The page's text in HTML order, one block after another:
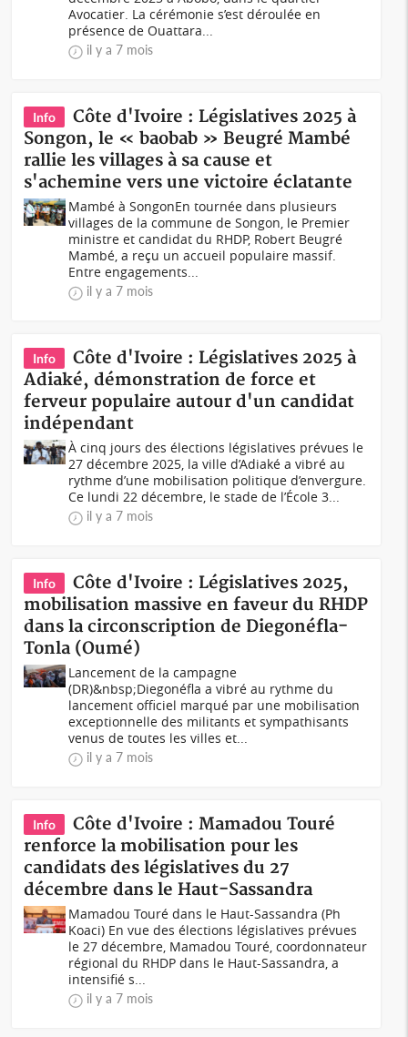
Avocatier. La cérémonie s’est déroulée en
présence de Ouattara...
il y a 7 mois
Info
Côte d'Ivoire : Législatives 2025 à
Songon, le « baobab » Beugré Mambé
rallie les villages à sa cause et
s'achemine vers une victoire éclatante
Mambé à SongonEn tournée dans plusieurs
villages de la commune de Songon, le Premier
ministre et candidat du RHDP, Robert Beugré
Mambé, a reçu un accueil populaire massif.
Entre engagements...
il y a 7 mois
Info
Côte d'Ivoire : Législatives 2025 à
Adiaké, démonstration de force et
ferveur populaire autour d'un candidat
indépendant
À cinq jours des élections législatives prévues le
27 décembre 2025, la ville d’Adiaké a vibré au
rythme d’une mobilisation politique d’envergure.
Ce lundi 22 décembre, le stade de l’École 3...
il y a 7 mois
Info
Côte d'Ivoire : Législatives 2025,
mobilisation massive en faveur du RHDP
dans la circonscription de Diegonéfla-
Tonla (Oumé)
Lancement de la campagne
(DR)&nbsp;Diegonéfla a vibré au rythme du
lancement officiel marqué par une mobilisation
exceptionnelle des militants et sympathisants
venus de toutes les villes et...
il y a 7 mois
Info
Côte d'Ivoire : Mamadou Touré
renforce la mobilisation pour les
candidats des législatives du 27
décembre dans le Haut-Sassandra
Mamadou Touré dans le Haut-Sassandra (Ph
Koaci) En vue des élections législatives prévues
le 27 décembre, Mamadou Touré, coordonnateur
régional du RHDP dans le Haut-Sassandra, a
intensifié s...
il y a 7 mois